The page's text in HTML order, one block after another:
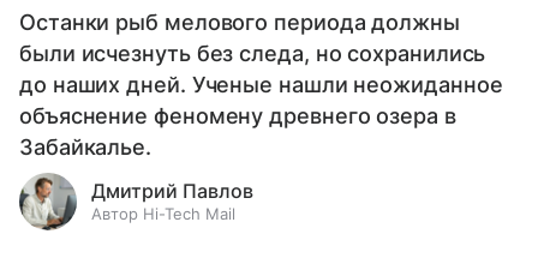
Останки рыб мелового периода должны
были исчезнуть без следа, но сохранились
до наших дней. Ученые нашли неожиданное
объяснение феномену древнего озера в
Забайкалье.
Дмитрий Павлов
Автор Hi-Tech Mail